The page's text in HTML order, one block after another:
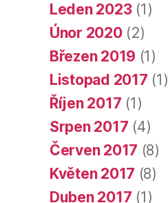
Leden 2023(1)
Únor 2020(2)
Březen 2019 (1)
Listopad 2017 (1)
Říjen 2017 (1)
Srpen 2017 (4)
Červen 2017 (8)
Květen 2017 (8)
Duben 2017 (1)